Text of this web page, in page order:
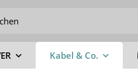
Kabel & Co.